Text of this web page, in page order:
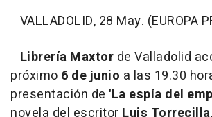
VALLADOLID, 28 May. (EUROPA
Librería Maxtor de Valladolid
próximo 6 de junio a las 19.30
presentación de 'La espía del
novela del escritor Luis Torrecilla